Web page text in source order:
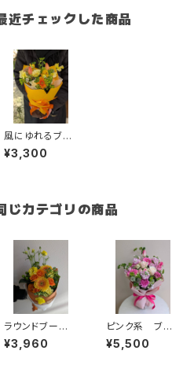
近チェックした商品
風にゆれるブー
ケ イエローオ
レンジ系 季節
¥3,300
じカテゴリの商品
ラウンドブー
ケ オレンジ系
季節のお花束
¥3,960
ピンク系 ブー
ケタイプ 送料
別
¥5,500